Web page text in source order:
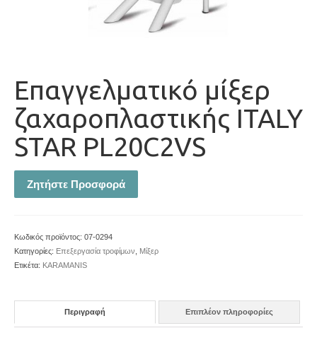
Επαγγελματικό μίξερ
ζαχαροπλαστικής ITALY
STAR PL20C2VS
Ζητήστε Προσφορά
Κωδικός προϊόντος: 07-0294
Κατηγορίες: Επεξεργασία τροφίμων
Μίξερ
Ετικέτα: KARAMANIS
Περιγραφή Επιπλέον πληροφορίες